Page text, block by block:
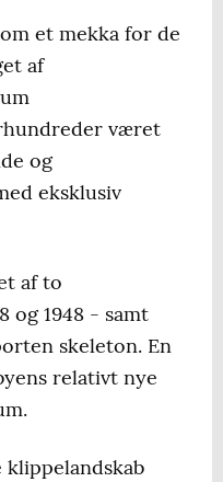
et mekka for de
af
været
og
eksklusiv
af to
og 1948 - samt
skeleton. En
relativt nye
klippelandskab